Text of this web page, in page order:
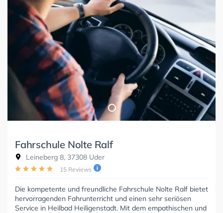
Fahrschule Nolte Ralf
Leineberg 8, 37308 Uder
15 Reviews
Die kompetente und freundliche Fahrschule Nolte Ralf bietet
hervorragenden Fahrunterricht und einen sehr seriösen
Service in Heilbad Heiligenstadt. Mit dem empathischen und